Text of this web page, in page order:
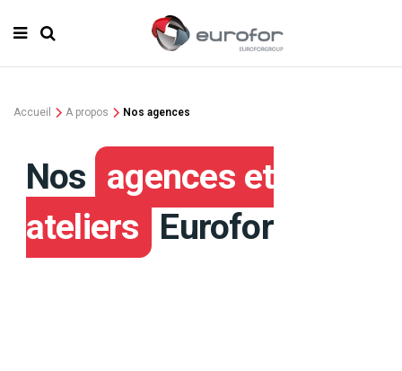
Accueil A propos Nos agences
Nos agences et
ateliers Eurofor